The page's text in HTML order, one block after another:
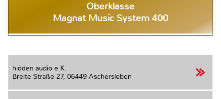
Oberklasse
Magnat Music System 400
hidden audio e.K.
Breite Straße 27, 06449 Aschersleben